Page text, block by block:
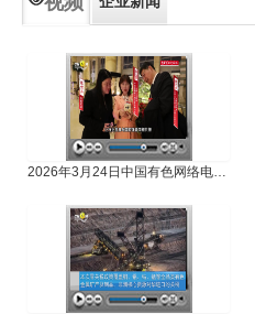
2026年3月24日中国有色网络电视新闻